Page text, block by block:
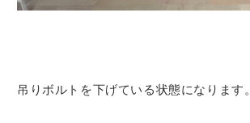
吊りボルトを下げている状態になります。